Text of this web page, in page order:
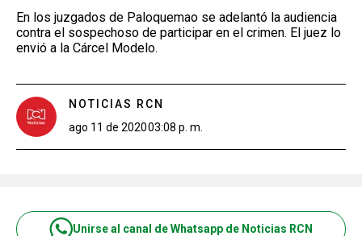
En los juzgados de Paloquemao se adelantó la audiencia
contra el sospechoso de participar en el crimen. El juez lo
envió a la Cárcel Modelo.
NOTICIAS RCN
ago 11 de 202003:08 p. m.
Unirse al canal de Whatsapp de Noticias RCN